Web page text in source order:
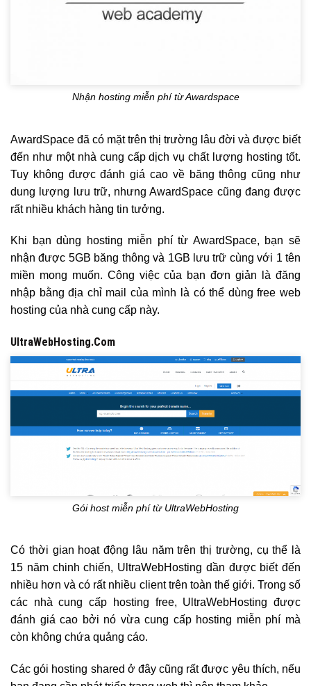
Nhận hosting miễn phí từ Awardspace
AwardSpace đã có mặt trên thị trường lâu đời và được biết
đến như một nhà cung cấp dịch vụ chất lượng hosting tốt.
Tuy không được đánh giá cao về băng thông cũng như
dung lượng lưu trữ, nhưng AwardSpace cũng đang được
rất nhiều khách hàng tin tưởng.
Khi bạn dùng hosting miễn phí từ AwardSpace, bạn sẽ
nhận được 5GB băng thông và 1GB lưu trữ cùng với 1 tên
miền mong muốn. Công việc của bạn đơn giản là đăng
nhập bằng địa chỉ mail của mình là có thể dùng free web
hosting của nhà cung cấp này.
UltraWebHosting.Com
Gói host miễn phí từ UltraWebHosting
Có thời gian hoạt động lâu năm trên thị trường, cụ thể là
15 năm chinh chiến, UltraWebHosting dần được biết đến
nhiều hơn và có rất nhiều client trên toàn thế giới. Trong số
các nhà cung cấp hosting free, UltraWebHosting được
đánh giá cao bởi nó vừa cung cấp hosting miễn phí mà
còn không chứa quảng cáo.
Các gói hosting shared ở đây cũng rất được yêu thích, nếu